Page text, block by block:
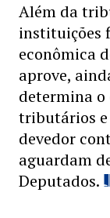
Além da
instituições
econômica
aprove,
determina o
tributários e
devedor
aguardam
Deputados.